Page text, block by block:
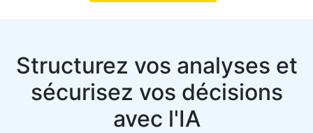
Structurez vos analyses et
sécurisez vos décisions
avec l'IA